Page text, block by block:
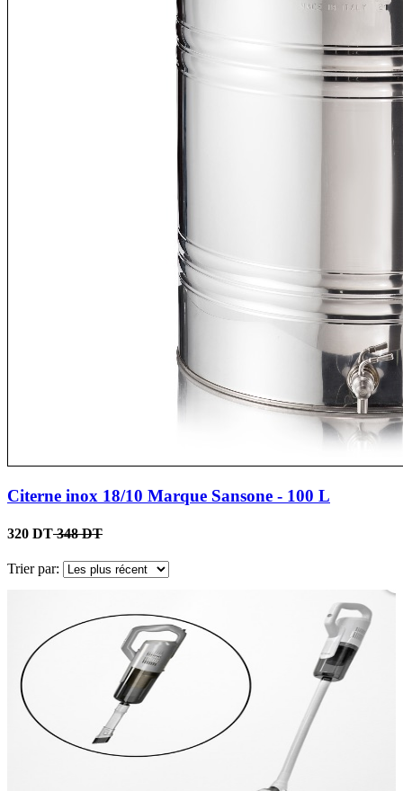
Citerne inox 18/10 Marque Sansone - 100 L
320 DT348 DT
Trier par: